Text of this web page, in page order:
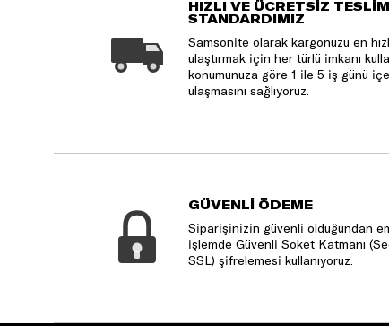
HIZLI VE ÜCRETSİZ
STANDARDIMIZ
Samsonite olarak kargonuzu en
ulaştırmak için her türlü imkanı
konumunuza göre 1 ile 5 iş günü
ulaşmasını sağlıyoruz.
GÜVENLİ ÖDEME
Siparişinizin güvenli olduğundan
işlemde Güvenli Soket Katmanı
SSL) şifrelemesi kullanıyoruz.